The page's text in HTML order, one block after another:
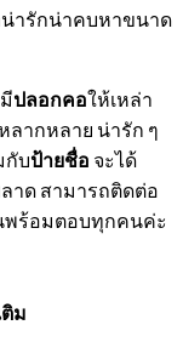
น่ารักน่าคบหาขนาด
ปลอกคอให้เหล่า
ลากหลาย น่ารัก ๆ
กับป้ายชื่อ จะได้
าด สามารถติดต่อ
พร้อมตอบทุกคนค่ะ
ม